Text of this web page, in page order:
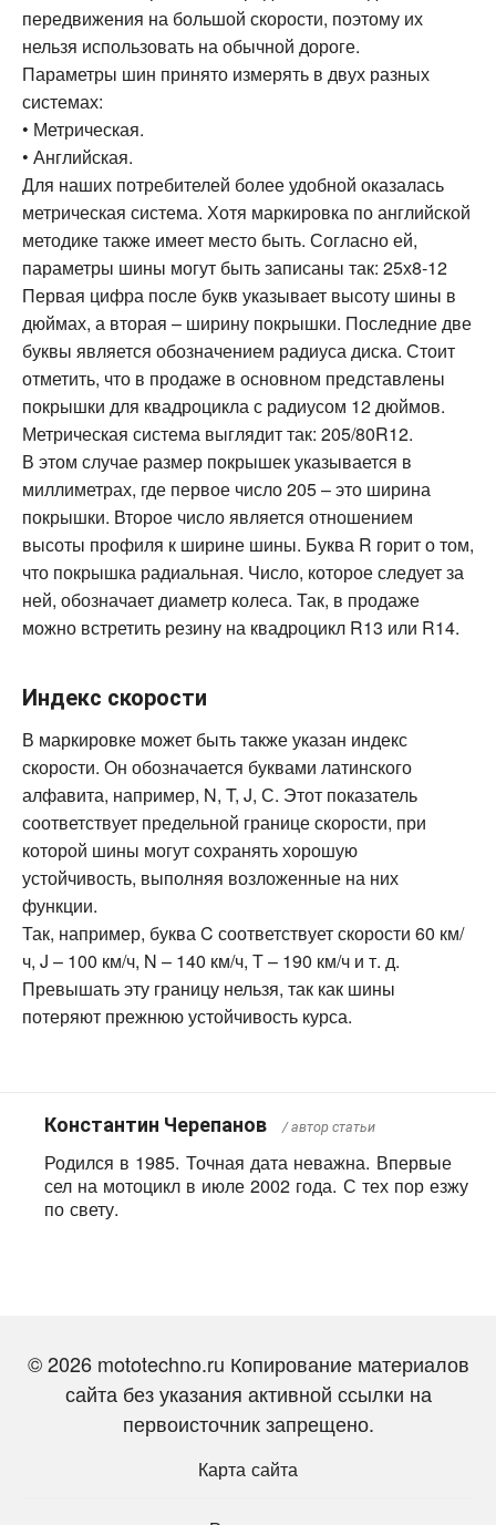
передвижения на большой скорости, поэтому их
нельзя использовать на обычной дороге.
Параметры шин принято измерять в двух разных
системах:
• Метрическая.
• Английская.
Для наших потребителей более удобной оказалась
метрическая система. Хотя маркировка по английской
методике также имеет место быть. Согласно ей,
параметры шины могут быть записаны так: 25х8-12
Первая цифра после букв указывает высоту шины в
дюймах, а вторая – ширину покрышки. Последние две
буквы является обозначением радиуса диска. Стоит
отметить, что в продаже в основном представлены
покрышки для квадроцикла с радиусом 12 дюймов.
Метрическая система выглядит так: 205/80R12.
В этом случае размер покрышек указывается в
миллиметрах, где первое число 205 – это ширина
покрышки. Второе число является отношением
высоты профиля к ширине шины. Буква R горит о том,
что покрышка радиальная. Число, которое следует за
ней, обозначает диаметр колеса. Так, в продаже
можно встретить резину на квадроцикл R13 или R14.
Индекс скорости
В маркировке может быть также указан индекс
скорости. Он обозначается буквами латинского
алфавита, например, N, T, J, С. Этот показатель
соответствует предельной границе скорости, при
которой шины могут сохранять хорошую
устойчивость, выполняя возложенные на них
функции.
Так, например, буква C соответствует скорости 60 км/
ч, J – 100 км/ч, N – 140 км/ч, Т – 190 км/ч и т. д.
Превышать эту границу нельзя, так как шины
потеряют прежнюю устойчивость курса.
Константин Черепанов / автор статьи
Родился в 1985. Точная дата неважна. Впервые
сел на мотоцикл в июле 2002 года. С тех пор езжу
по свету.
© 2026 mototechno.ru Копирование материалов
сайта без указания активной ссылки на
первоисточник запрещено.
Карта сайта